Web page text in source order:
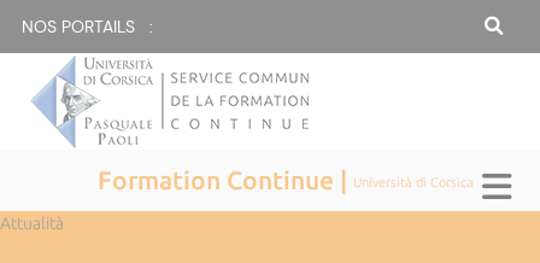
NOS PORTAILS :
Formation Continue | Università di Corsica
Attualità